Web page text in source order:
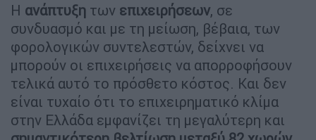
Η ανάπτυξη των επιχειρήσεων, σε
συνδυασμό και με τη μείωση, βέβαια, των
φορολογικών συντελεστών, δείχνει να
μπορούν οι επιχειρήσεις να απορροφήσουν
τελικά αυτό το πρόσθετο κόστος. Και δεν
είναι τυχαίο ότι το επιχειρηματικό κλίμα
στην Ελλάδα εμφανίζει τη μεγαλύτερη και